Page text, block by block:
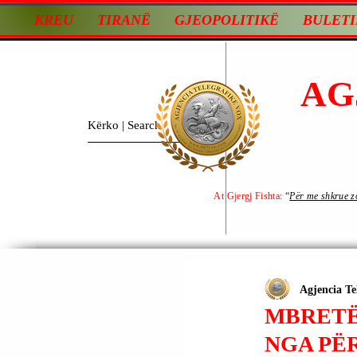
KREU TIRANË GJEOPOLITIKË
At Gjergj Fishta: “Për me shkrue
NGA
Agjencia